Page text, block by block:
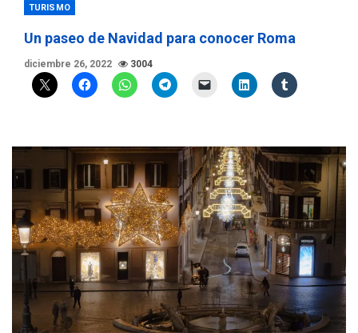
TURISMO
Un paseo de Navidad para conocer Roma
diciembre 26, 2022 3004